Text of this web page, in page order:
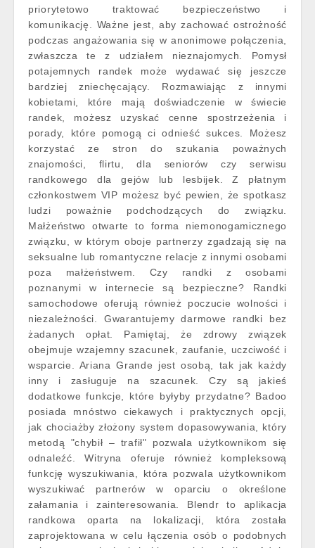
priorytetowo traktować bezpieczeństwo i
komunikację. Ważne jest, aby zachować ostrożność
podczas angażowania się w anonimowe połączenia,
zwłaszcza te z udziałem nieznajomych. Pomysł
potajemnych randek może wydawać się jeszcze
bardziej zniechęcający. Rozmawiając z innymi
kobietami, które mają doświadczenie w świecie
randek, możesz uzyskać cenne spostrzeżenia i
porady, które pomogą ci odnieść sukces. Możesz
korzystać ze stron do szukania poważnych
znajomości, flirtu, dla seniorów czy serwisu
randkowego dla gejów lub lesbijek. Z płatnym
członkostwem VIP możesz być pewien, że spotkasz
ludzi poważnie podchodzących do związku.
Małżeństwo otwarte to forma niemonogamicznego
związku, w którym oboje partnerzy zgadzają się na
seksualne lub romantyczne relacje z innymi osobami
poza małżeństwem. Czy randki z osobami
poznanymi w internecie są bezpieczne? Randki
samochodowe oferują również poczucie wolności i
niezależności. Gwarantujemy darmowe randki bez
żadanych opłat. Pamiętaj, że zdrowy związek
obejmuje wzajemny szacunek, zaufanie, uczciwość i
wsparcie. Ariana Grande jest osobą, tak jak każdy
inny i zasługuje na szacunek. Czy są jakieś
dodatkowe funkcje, które byłyby przydatne? Badoo
posiada mnóstwo ciekawych i praktycznych opcji,
jak chociażby złożony system dopasowywania, który
metodą "chybił – trafił" pozwala użytkownikom się
odnaleźć. Witryna oferuje również kompleksową
funkcję wyszukiwania, która pozwala użytkownikom
wyszukiwać partnerów w oparciu o określone
załamania i zainteresowania. Blendr to aplikacja
randkowa oparta na lokalizacji, która została
zaprojektowana w celu łączenia osób o podobnych